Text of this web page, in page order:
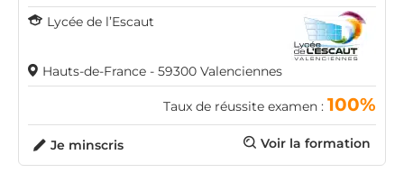
Lycée de l’Escaut
Hauts-de-France - 59300 Valenciennes
Taux de réussite examen : 100%
Voir la formation
Je minscris